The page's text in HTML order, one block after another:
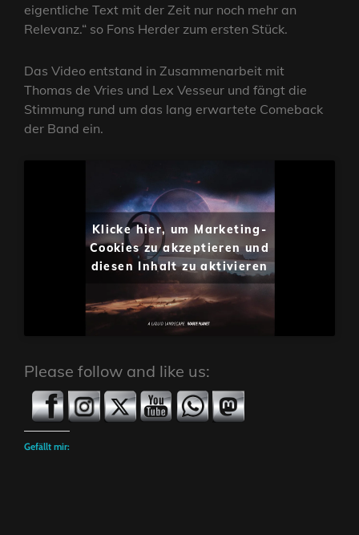
eigentliche Text mit der Zeit nur noch mehr an
Relevanz.“ so Fons Herder zum ersten Stück.
Das Video entstand in Zusammenarbeit mit
Thomas de Vries und Lex Vesseur und fängt die
Stimmung rund um das lang erwartete Comeback
der Band ein.
Klicke hier, um Marketing-
Cookies zu akzeptieren und
diesen Inhalt zu aktivieren
Please follow and like us:
Gefällt mir: